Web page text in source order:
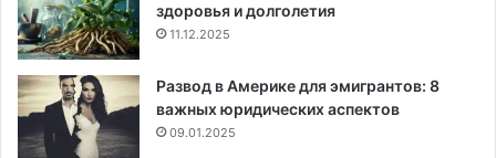
здоровья и долголетия
11.12.2025
Развод в Америке для эмигрантов: 8
важных юридических аспектов
09.01.2025